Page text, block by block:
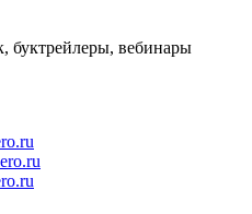
буктрейлеры, вебинары